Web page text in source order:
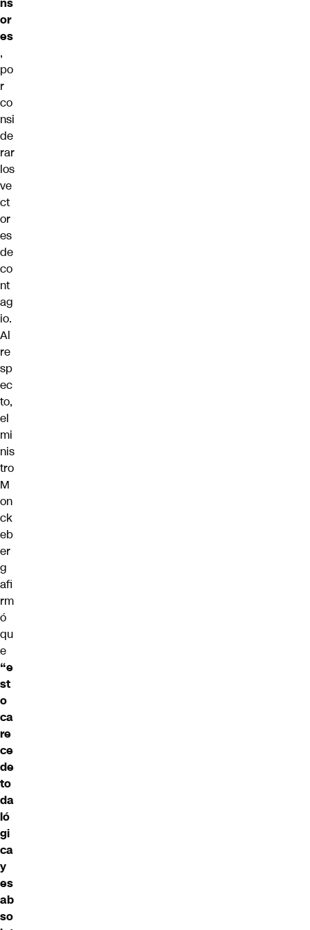
or
es
,
po
r
co
nsi
de
rar
los
ve
ct
or
es
de
co
nt
ag
io.
Al
re
sp
ec
to,
el
mi
nis
tro
M
on
ck
eb
er
g
afi
rm
ó
qu
e
“e
st
o
ca
re
ce
de
to
da
ló
gi
ca
y
es
ab
so